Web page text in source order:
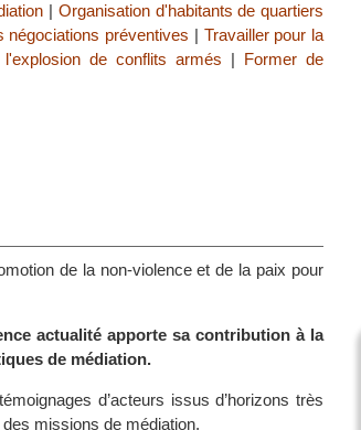
| Organisation d'habitants de quartiers
négociations préventives | Travailler pour la
de conflits armés | Former de
de la non-violence et de la paix pour
actualité apporte sa contribution à la
de médiation.
d’acteurs issus d’horizons très
missions de médiation.